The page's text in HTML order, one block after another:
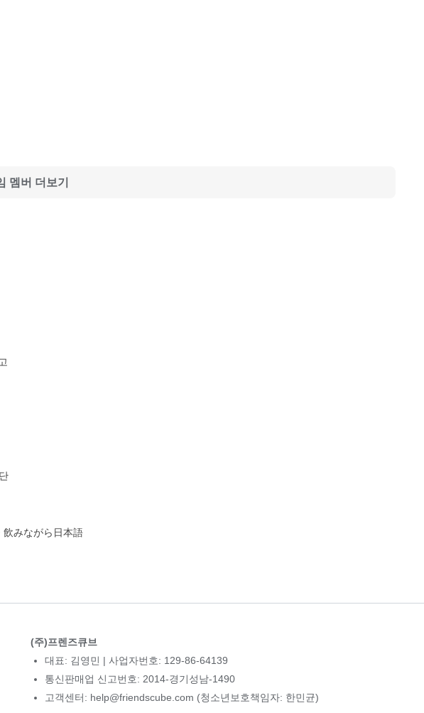
멤버 더보기
단
飲みながら日本語
(주)프렌즈큐브
대표: 김영민 | 사업자번호: 129-86-64139
통신판매업 신고번호: 2014-경기성남-1490
고객센터: help@friendscube.com (청소년보호책임자: 한민균)